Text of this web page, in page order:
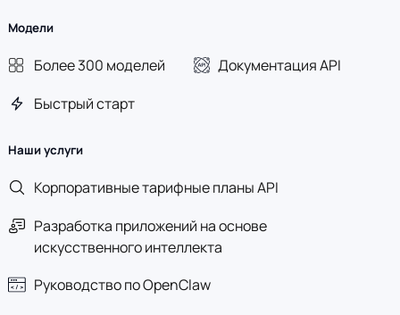
Модели
Более 300 моделей
Документация API
Быстрый старт
Наши услуги
Корпоративные тарифные планы API
Разработка приложений на основе
искусственного интеллекта
Руководство по OpenClaw